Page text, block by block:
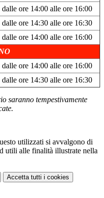
dalle ore 14:00 alle ore 16:00
dalle ore 14:30 alle ore 16:30
dalle ore 14:00 alle ore 16:00
dalle ore 14:00 alle ore 16:00
dalle ore 14:30 alle ore 16:30
saranno tempestivamente
utilizzati si avvalgono di
utili alle finalità illustrate nella
Accetta tutti i cookies